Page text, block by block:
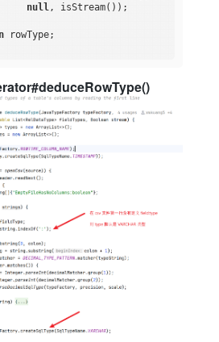
null , isStream());
rowType;